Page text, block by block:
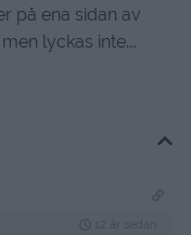
på ena sidan av
lyckas inte….